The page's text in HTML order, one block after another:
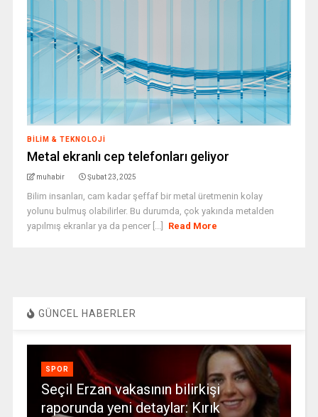
BILIM & TEKNOLOJI
Metal ekranlı cep telefonları geliyor
muhabir Şubat 23, 2025
Bilim insanları, cam kadar şeffaf bir metal üretmenin kolay
yolunu bulmuş olabilirler. Bu durumda, çok yakında metalden
yapılmış ekranlar ya da pencer [...]
Read More
GÜNCEL HABERLER
SPOR
Seçil Erzan vakasının bilirkişi
raporunda yeni detaylar: Kırık